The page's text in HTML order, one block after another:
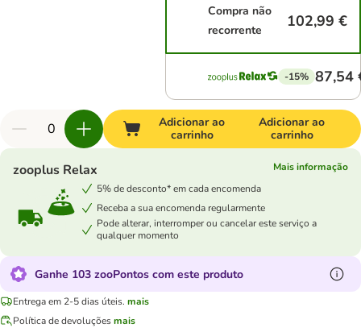
Compra não
recorrente
102,99 €
-15% 87,54
Adicionar ao
carrinho
Adicionar ao
carrinho
zooplus Relax
Mais informação
5% de desconto* em cada encomenda
Receba a sua encomenda regularmente
Pode alterar, interromper ou cancelar este serviço a
qualquer momento
Ganhe 103 zooPontos com este produto
Entrega em 2-5 dias úteis. mais
Política de devoluçõesmais